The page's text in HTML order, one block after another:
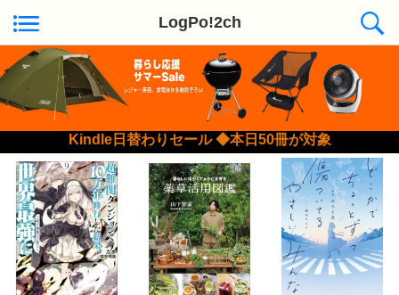
LogPo!2ch
Kindle日替わりセール ◆本日50冊が対象